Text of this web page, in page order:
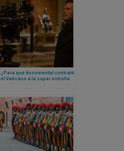
¿Para qué documental contrató
el Vaticano a la super estrella